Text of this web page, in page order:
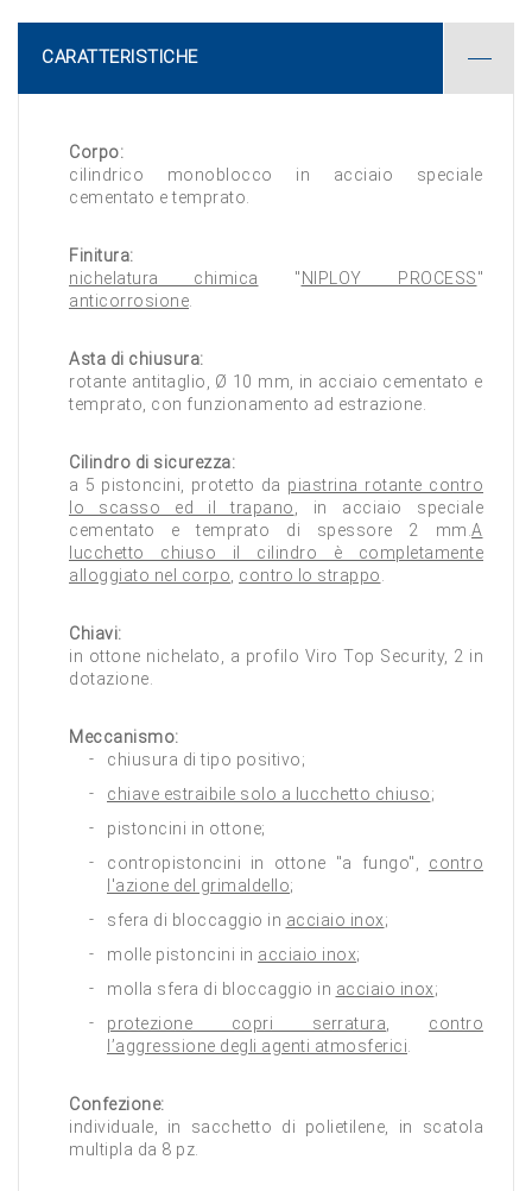
CARATTERISTICHE
Corpo:
cilindrico monoblocco in acciaio speciale
cementato e temprato.
Finitura:
nichelatura chimica " NIPLOY PROCESS"
anticorrosione
Asta di chiusura:
rotante antitaglio, Ø 10 mm, in acciaio cementato e
temprato, con funzionamento ad estrazione.
Cilindro di sicurezza:
a 5 pistoncini, protetto da piastrina rotante contro
lo scasso ed il trapano , in acciaio speciale
cementato e temprato di spessore 2 mm. A
lucchetto chiuso il cilindro è completamente
alloggiato nel corpo contro lo strappo
Chiavi:
in ottone nichelato, a profilo Viro Top Security, 2 in
dotazione.
Meccanismo:
chiusura di tipo positivo;
chiave estraibile solo a lucchetto chiuso;
pistoncini in ottone;
contropistoncini in ottone "a fungo", contro
l'azione del grimaldello;
sfera di bloccaggio in acciaio inox;
molle pistoncini in acciaio inox;
molla sfera di bloccaggio in acciaio inox;
protezione copri serratura
contro
l’aggressione degli agenti atmosferici
Confezione:
individuale, in sacchetto di polietilene, in scatola
multipla da 8 pz.